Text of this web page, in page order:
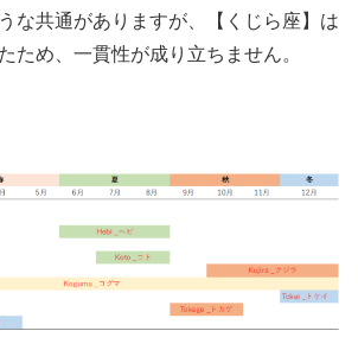
な共通がありますが、【くじら座】は
ため、一貫性が成り立ちません。